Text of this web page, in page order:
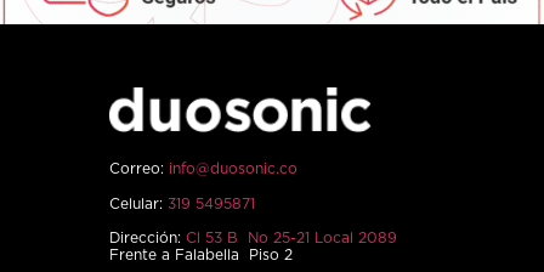
Correo: info@duosonic.co
Celular: 319 5495871
Dirección: Cl 53 B No 25-21 Local 2089
Frente a Falabella Piso 2